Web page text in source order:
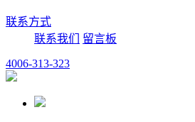
联系方式
联系我们
留言板
4006-313-323